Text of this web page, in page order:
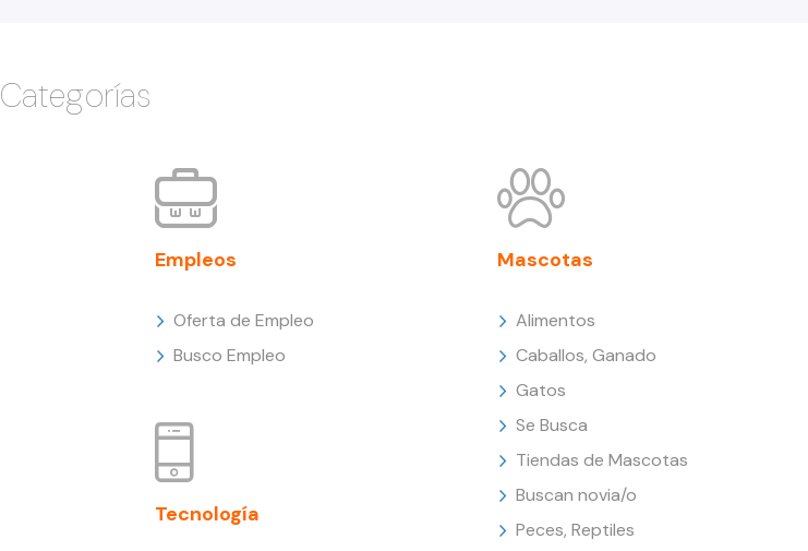
Categorías
Empleos
Oferta de Empleo
Busco Empleo
Tecnología
Mascotas
Alimentos
Caballos, Ganado
Gatos
Se Busca
Tiendas de Mascotas
Buscan novia/o
Peces, Reptiles